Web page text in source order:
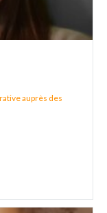
auprès des